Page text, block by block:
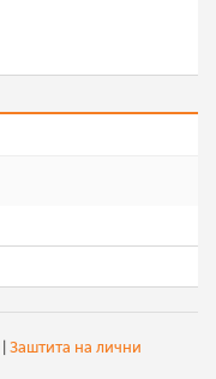
Заштита на лични